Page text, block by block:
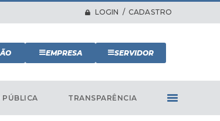
LOGIN / CADASTRO
EMPRESA SERVIDOR
PÚBLICA TRANSPARÊNCIA